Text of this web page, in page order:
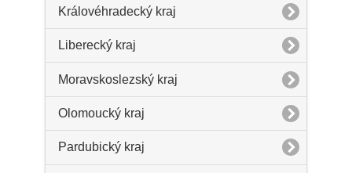
Královéhradecký kraj
Liberecký kraj
Moravskoslezský kraj
Olomoucký kraj
Pardubický kraj